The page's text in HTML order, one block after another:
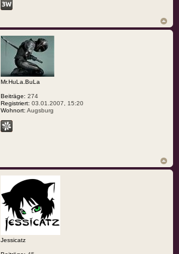
Mr.HuLa.BuLa
Beiträge: 274
Registriert: 03.01.2007, 15:20
Wohnort: Augsburg
Jessicatz